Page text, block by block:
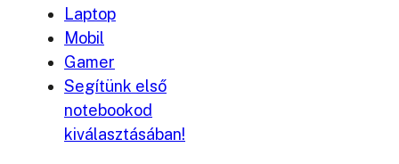
Laptop
Mobil
Gamer
Segítünk első
notebookod
kiválasztásában!